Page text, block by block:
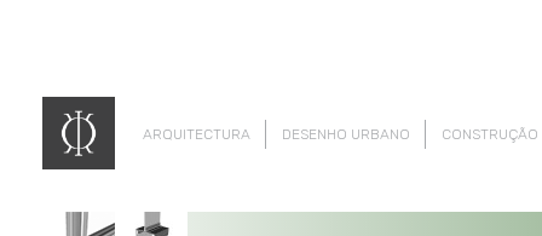
ARQUITECTURA DESENHO URBANO CONSTRUÇÃO